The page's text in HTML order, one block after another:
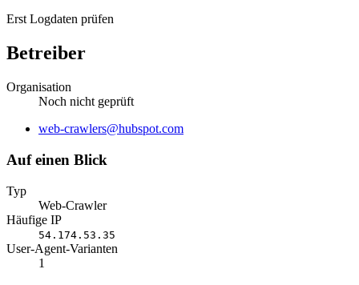
Erst Logdaten prüfen
Betreiber
Organisation
Noch nicht geprüft
Website
web-crawlers@hubspot.com
Auf einen Blick
Typ
Web-Crawler
Häufige IP
54.174.53.35
User-Agent-Varianten
1